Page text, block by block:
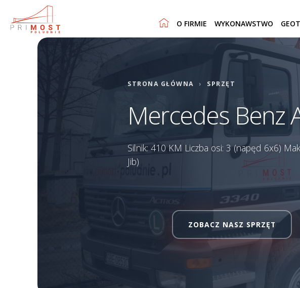
O FIRMIE WYKONAWSTWO
STRONA GŁÓWNA › SPRZĘT
Mercedes Benz
Silnik: 410 KM Liczba osi: 3 (napęd 6x6)
Jib)
ZOBACZ NASZ SPRZĘT